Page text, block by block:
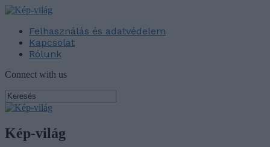
Felhasználás és adatvédelem
Kapcsolat
Rólunk
Connect with us
Kép-világ